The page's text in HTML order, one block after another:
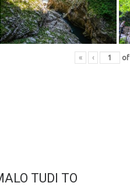
« ‹ of
TUDI TO